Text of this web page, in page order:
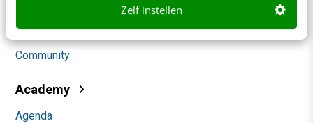
Zelf instellen
Themanieuwsbrieven
Community
Academy
Agenda